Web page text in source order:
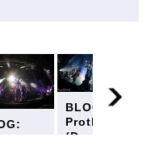
BLOG:
Protheus
(Dymytry):